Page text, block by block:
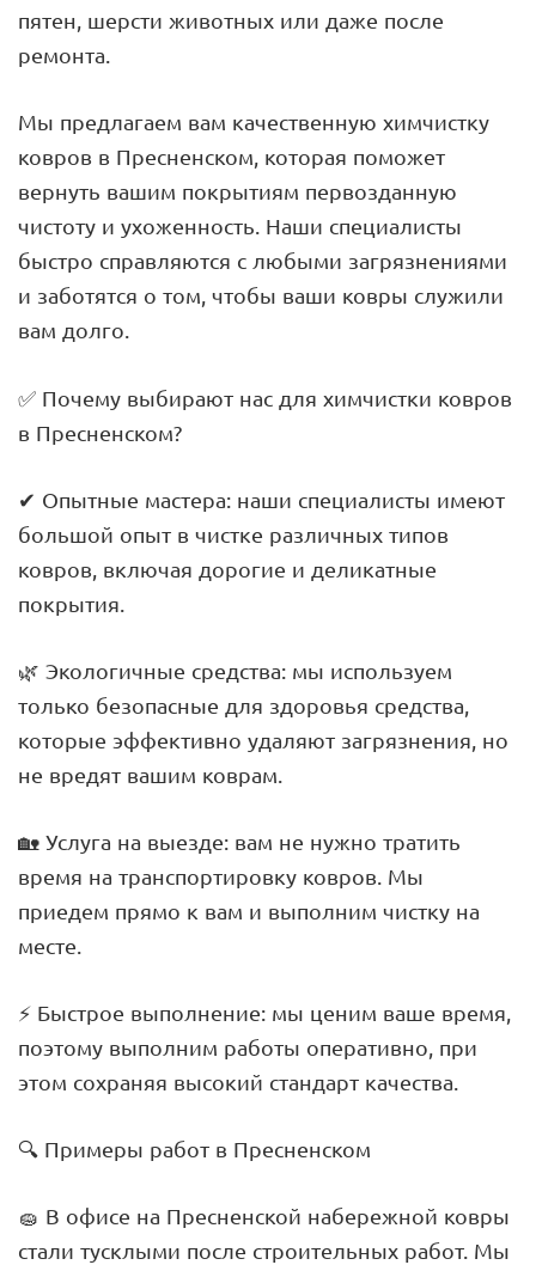
пятен, шерсти животных или даже после
ремонта.
Мы предлагаем вам качественную химчистку
ковров в Пресненском, которая поможет
вернуть вашим покрытиям первозданную
чистоту и ухоженность. Наши специалисты
быстро справляются с любыми загрязнениями
и заботятся о том, чтобы ваши ковры служили
вам долго.
✅ Почему выбирают нас для химчистки ковров
в Пресненском?
✔ Опытные мастера: наши специалисты имеют
большой опыт в чистке различных типов
ковров, включая дорогие и деликатные
покрытия.
🌿 Экологичные средства: мы используем
только безопасные для здоровья средства,
которые эффективно удаляют загрязнения, но
не вредят вашим коврам.
🏡 Услуга на выезде: вам не нужно тратить
время на транспортировку ковров. Мы
приедем прямо к вам и выполним чистку на
месте.
⚡ Быстрое выполнение: мы ценим ваше время,
поэтому выполним работы оперативно, при
этом сохраняя высокий стандарт качества.
🔍 Примеры работ в Пресненском
🧽 В офисе на Пресненской набережной ковры
стали тусклыми после строительных работ. Мы